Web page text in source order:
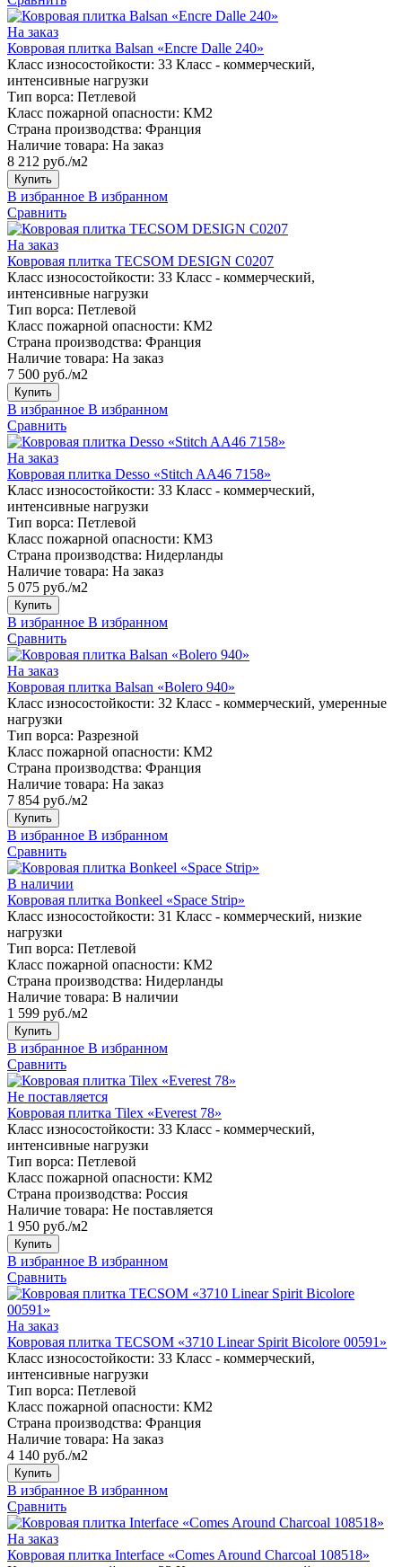
На заказ
Ковровая плитка Balsan «Encre Dalle 240»
Класс износостойкости: 33 Класс - коммерческий,
интенсивные нагрузки
Тип ворса: Петлевой
Класс пожарной опасности: КМ2
Страна производства: Франция
Наличие товара: На заказ
8 212 руб./м2
Купить
В избранное В избранном
Сравнить
На заказ
Ковровая плитка TECSOM DESIGN C0207
Класс износостойкости: 33 Класс - коммерческий,
интенсивные нагрузки
Тип ворса: Петлевой
Класс пожарной опасности: КМ2
Страна производства: Франция
Наличие товара: На заказ
7 500 руб./м2
Купить
В избранное В избранном
Сравнить
На заказ
Ковровая плитка Desso «Stitch AA46 7158»
Класс износостойкости: 33 Класс - коммерческий,
интенсивные нагрузки
Тип ворса: Петлевой
Класс пожарной опасности: КМ3
Страна производства: Нидерланды
Наличие товара: На заказ
5 075 руб./м2
Купить
В избранное В избранном
Сравнить
На заказ
Ковровая плитка Balsan «Bolero 940»
Класс износостойкости: 32 Класс - коммерческий, умеренные
нагрузки
Тип ворса: Разрезной
Класс пожарной опасности: КМ2
Страна производства: Франция
Наличие товара: На заказ
7 854 руб./м2
Купить
В избранное В избранном
Сравнить
В наличии
Ковровая плитка Bonkeel «Space Strip»
Класс износостойкости: 31 Класс - коммерческий, низкие
нагрузки
Тип ворса: Петлевой
Класс пожарной опасности: КМ2
Страна производства: Нидерланды
Наличие товара: В наличии
1 599 руб./м2
Купить
В избранное В избранном
Сравнить
Не поставляется
Ковровая плитка Tilex «Everest 78»
Класс износостойкости: 33 Класс - коммерческий,
интенсивные нагрузки
Тип ворса: Петлевой
Класс пожарной опасности: КМ2
Страна производства: Россия
Наличие товара: Не поставляется
1 950 руб./м2
Купить
В избранное В избранном
Сравнить
На заказ
Ковровая плитка TECSOM «3710 Linear Spirit Bicolore 00591»
Класс износостойкости: 33 Класс - коммерческий,
интенсивные нагрузки
Тип ворса: Петлевой
Класс пожарной опасности: КМ2
Страна производства: Франция
Наличие товара: На заказ
4 140 руб./м2
Купить
В избранное В избранном
Сравнить
На заказ
Ковровая плитка Interface «Comes Around Charcoal 108518»